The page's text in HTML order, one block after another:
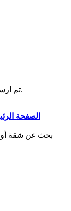
تم ارسال رابط استعادة كلمة المرور الى بريدك بنجاح.
الصفحة
بحث عن شقة أو